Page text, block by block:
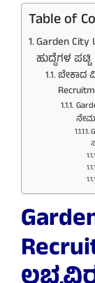
Table of
Garden
ಹುದ್ದೆಗಳ ಪಟ್ಟಿ
ಬೇಕಾದ